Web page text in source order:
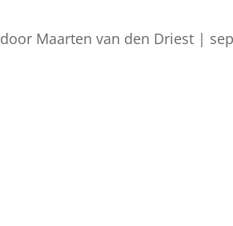
door Maarten van den Driest |